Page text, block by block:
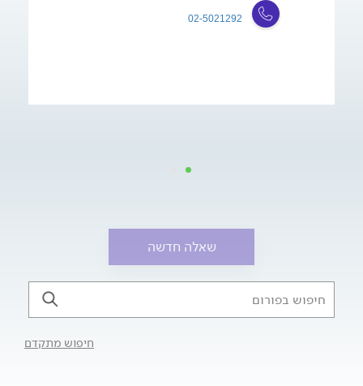
02-5021292
שאלה חדשה
חיפוש מתקדם